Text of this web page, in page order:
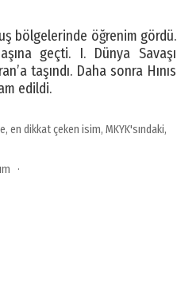
bölgelerinde öğrenim gördü.
geçti. I. Dünya Savaşı
taşındı. Daha sonra Hınıs
edildi.
, en dikkat çeken isim, MKYK'sındaki,
·